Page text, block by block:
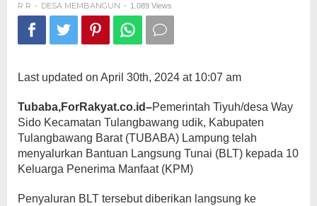
R R - DESA MEMBANGUN - 1.089 Views
Last updated on April 30th, 2024 at 10:07 am
Tubaba,ForRakyat.co.id–Pemerintah Tiyuh/desa Way
Sido Kecamatan Tulangbawang udik, Kabupaten
Tulangbawang Barat (TUBABA) Lampung telah
menyalurkan Bantuan Langsung Tunai (BLT) kepada 10
Keluarga Penerima Manfaat (KPM)
Penyaluran BLT tersebut diberikan langsung ke